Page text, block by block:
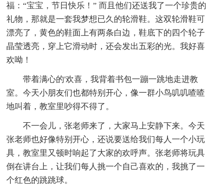
福：“宝宝，节日快乐！” 而且他们还送我了一个珍贵的
礼物，那就是一套我梦想已久的轮滑鞋。这双轮滑鞋可
漂亮了，黄色的鞋面上有两条白边，鞋底下的四个轮子
晶莹透亮，穿上它滑动时，还会发出五彩的光。我好喜
欢呦！
带着满心的'欢喜，我背着书包一蹦一跳地走进教
室。今天小朋友们也都特别开心，像一群小鸟叽叽喳喳
地叫着，教室里吵得不得了。
不一会儿，张老师来了，大家马上安静下来。今天
张老师也好像特别开心，还说要送给我们每人一个小玩
具，教室里又顿时响起了大家的欢呼声。张老师将玩具
倒在讲台上，让我们每人挑一个自己喜欢的，我挑了一
个红色的跳跳球。